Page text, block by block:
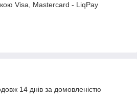
Visa, Mastercard - LiqPay
14 днів за домовленістю